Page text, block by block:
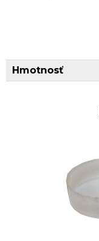
Hmotnosť